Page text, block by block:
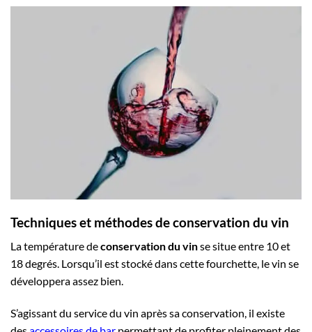
Techniques et méthodes de conservation du vin
La température deconservation du vinse situe entre 10 et
18 degrés. Lorsqu’il est stocké dans cette fourchette, le vin se
développera assez bien.
S’agissant du service du vin après sa conservation, il existe